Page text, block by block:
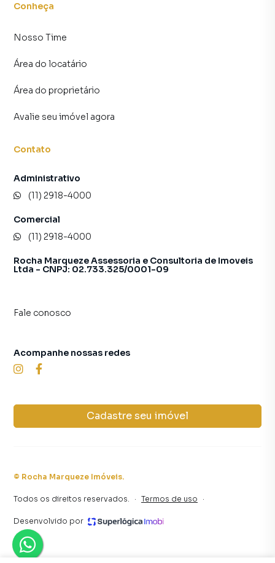
Conheça
Nosso Time
Área do locatário
Área do proprietário
Avalie seu imóvel agora
Contato
Administrativo
(11) 2918-4000
Comercial
(11) 2918-4000
Rocha Marqueze Assessoria e Consultoria de Imoveis
Ltda - CNPJ: 02.733.325/0001-09
Fale conosco
Cadastre seu imóvel
Acompanhe nossas redes
© Rocha Marqueze Imóveis.
Todos os direitos reservados. · Termos de uso ·
Desenvolvido por